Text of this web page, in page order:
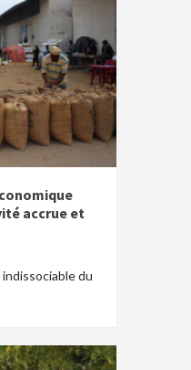
accrue et
du